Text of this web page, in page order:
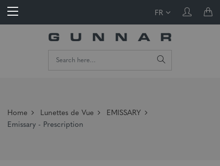
FR
Home Lunettes de Vue
EMISSARY
Emissary - Prescription